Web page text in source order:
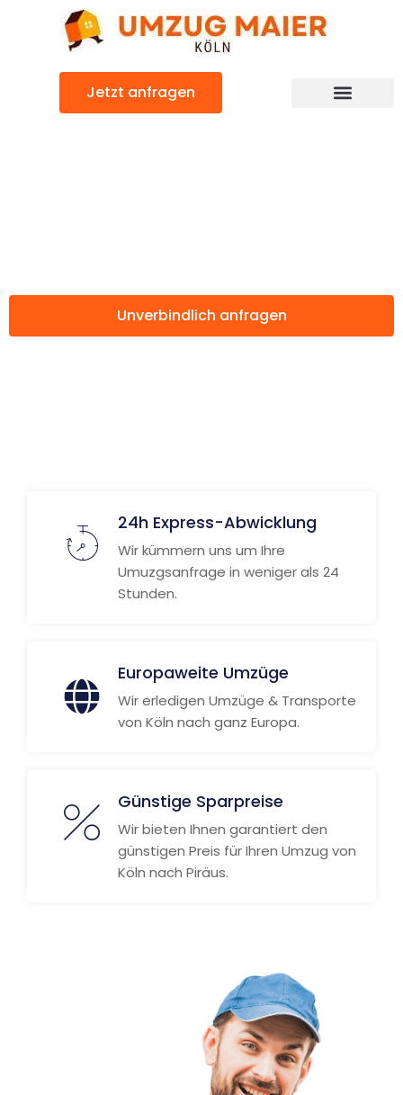
Jetzt anfragen
Unverbindlich anfragen
24h Express-Abwicklung
Wir kümmern uns um Ihre
Umuzgsanfrage in weniger als 24
Stunden.
Europaweite Umzüge
Wir erledigen Umzüge & Transporte
von Köln nach ganz Europa.
Günstige Sparpreise
Wir bieten Ihnen garantiert den
günstigen Preis für Ihren Umzug von
Köln nach Piräus.